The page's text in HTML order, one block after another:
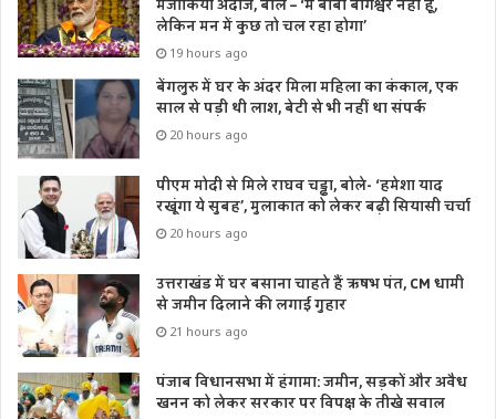
मजाकिया अंदाज, बोले – ‘मैं बाबा बागेश्वर नहीं हूं,
लेकिन मन में कुछ तो चल रहा होगा’
19 hours ago
बेंगलुरु में घर के अंदर मिला महिला का कंकाल, एक
साल से पड़ी थी लाश, बेटी से भी नहीं था संपर्क
20 hours ago
पीएम मोदी से मिले राघव चड्ढा, बोले- ‘हमेशा याद
रखूंगा ये सुबह’, मुलाकात को लेकर बढ़ी सियासी चर्चा
20 hours ago
उत्तराखंड में घर बसाना चाहते हैं ऋषभ पंत, CM धामी
से जमीन दिलाने की लगाई गुहार
21 hours ago
पंजाब विधानसभा में हंगामा: जमीन, सड़कों और अवैध
खनन को लेकर सरकार पर विपक्ष के तीखे सवाल